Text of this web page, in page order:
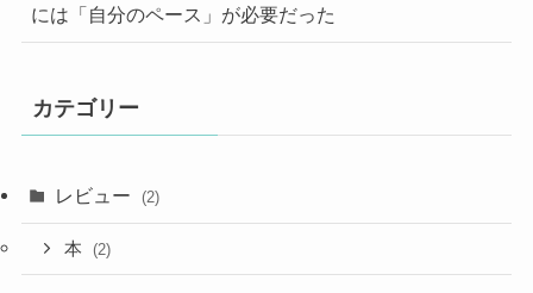
には「自分のペース」が必要だった
カテゴリー
レビュー (2)
本 (2)